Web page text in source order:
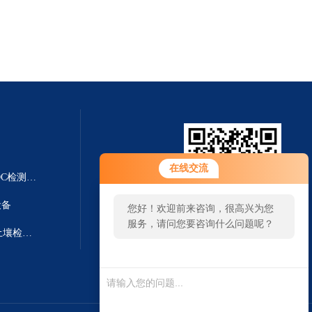
在线交流
您好！欢迎前来咨询，很高兴为您
服务，请问您要咨询什么问题呢？
YT-VOCS-AVOC在线检测仪 VOC检测仪|TVOC检测仪
YT-TR01测土仪器哪个牌子好 土壤检测仪